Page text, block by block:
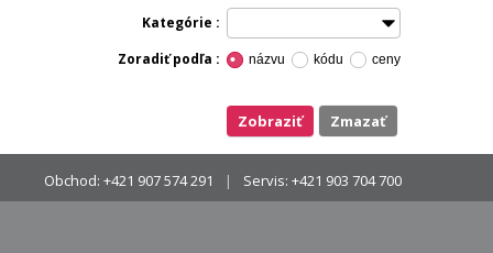
Kategórie
Zoradiť podľa
názvu kódu ceny
Zobraziť zmazať
Obchod: +421 907 574 291 Servis: +421 903 704 700